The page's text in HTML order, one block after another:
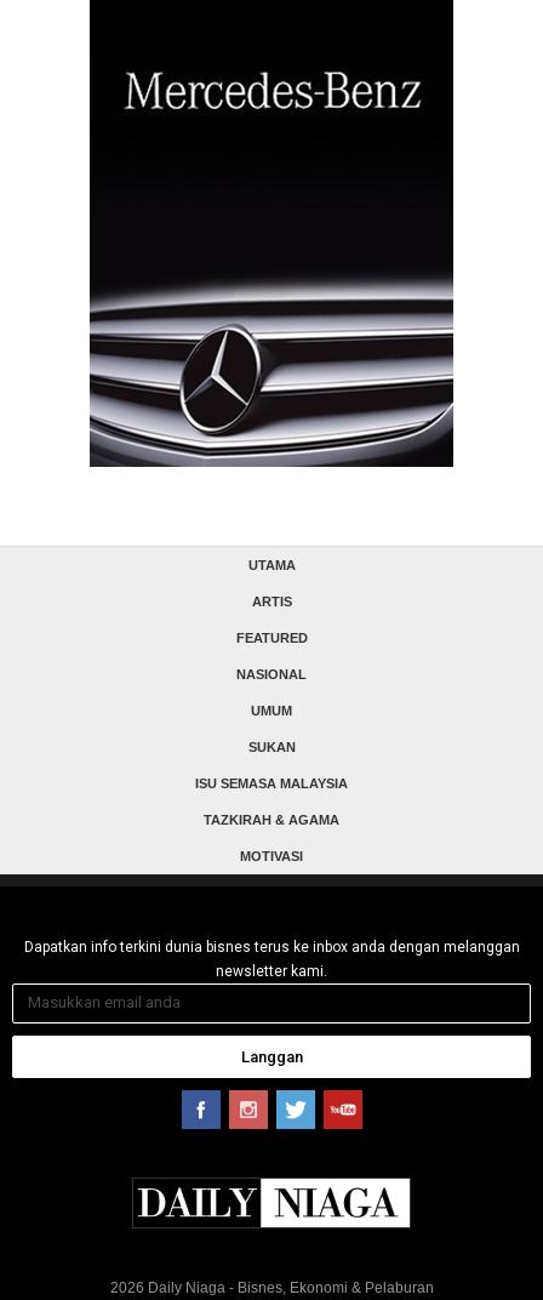
UTAMA
ARTIS
FEATURED
NASIONAL
UMUM
SUKAN
ISU SEMASA MALAYSIA
TAZKIRAH & AGAMA
MOTIVASI
Dapatkan info terkini dunia bisnes terus ke inbox anda dengan melanggan
newsletter kami.
Langgan
2026 Daily Niaga - Bisnes, Ekonomi & Pelaburan